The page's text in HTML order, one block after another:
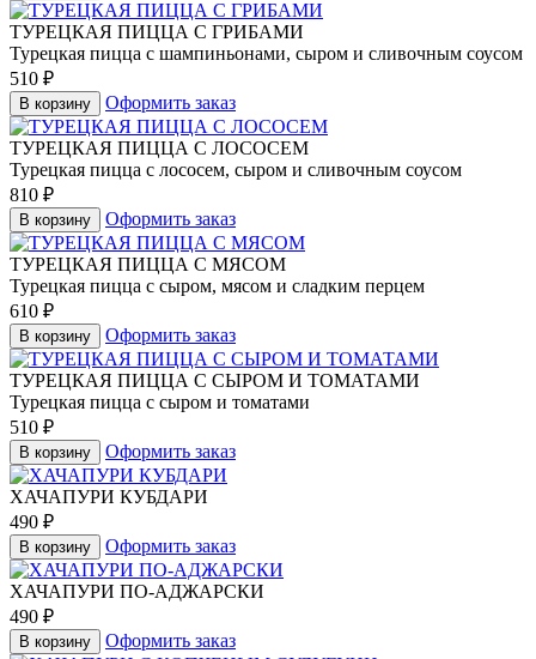
ТУРЕЦКАЯ ПИЦЦА С ГРИБАМИ
Турецкая пицца с шампиньонами, сыром и сливочным соусом
510 ₽
В корзину Оформить заказ
ТУРЕЦКАЯ ПИЦЦА С ЛОСОСЕМ
Турецкая пицца с лососем, сыром и сливочным соусом
810 ₽
В корзину Оформить заказ
ТУРЕЦКАЯ ПИЦЦА С МЯСОМ
Турецкая пицца с сыром, мясом и сладким перцем
610 ₽
В корзину Оформить заказ
ТУРЕЦКАЯ ПИЦЦА С СЫРОМ И ТОМАТАМИ
Турецкая пицца с сыром и томатами
510 ₽
В корзину Оформить заказ
ХАЧАПУРИ КУБДАРИ
490 ₽
В корзину Оформить заказ
ХАЧАПУРИ ПО-АДЖАРСКИ
490 ₽
В корзину Оформить заказ